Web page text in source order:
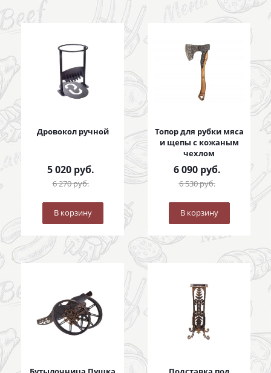
Дровокол ручной
5 020руб.
6 270руб.
В корзину
Топор для рубки мяса
и щепы с кожаным
чехлом
6 090руб.
6 530руб.
В корзину